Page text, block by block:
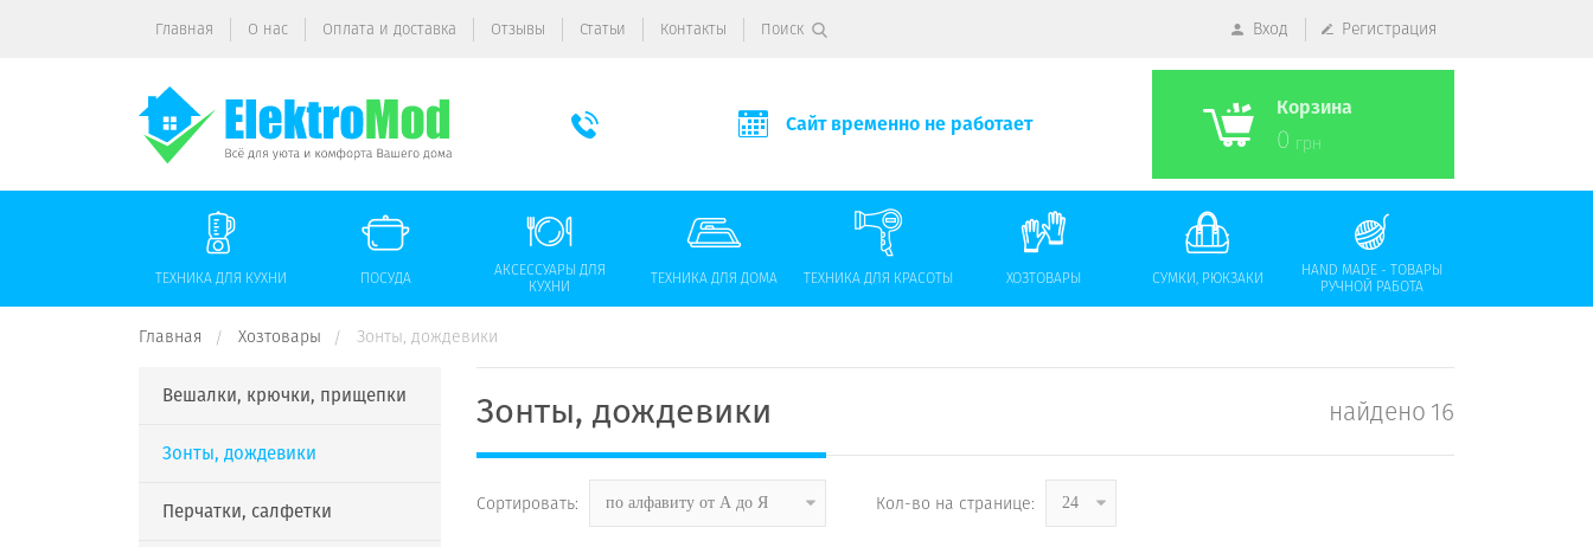
Главная О нас Оплата и доставка Отзывы Статьи Контакты Поиск Вход Регистрация
Сайт временно не работает
Корзина
0 грн
ТЕХНИКА ДЛЯ КУХНИ ПОСУДА
АКСЕССУАРЫ ДЛЯ
КУХНИ
ТЕХНИКА ДЛЯ ДОМА ТЕХНИКА ДЛЯ КРАСОТЫ ХОЗТОВАРЫ СУМКИ, РЮКЗАКИ
HAND MADE - ТОВАРЫ
РУЧНОЙ РАБОТА
Главная Хозтовары Зонты, дождевики
Вешалки, крючки, прищепки
Зонты, дождевики
Перчатки, салфетки
Зонты, дождевики найдено 16
Сортировать: по алфавиту от А до Я Кол-во на странице: 24